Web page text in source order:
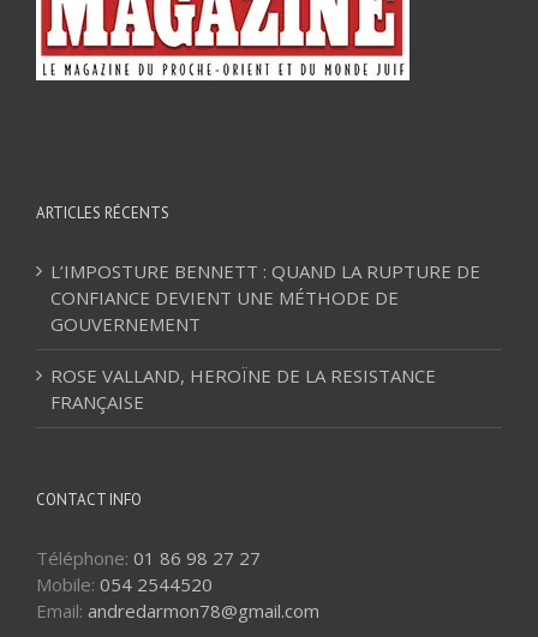
ARTICLES RÉCENTS
L’IMPOSTURE BENNETT : QUAND LA RUPTURE DE
CONFIANCE DEVIENT UNE MÉTHODE DE
GOUVERNEMENT
ROSE VALLAND, HEROÏNE DE LA RESISTANCE
FRANÇAISE
CONTACT INFO
Téléphone: 01 86 98 27 27
Mobile: 054 2544520
Email: andredarmon78@gmail.com